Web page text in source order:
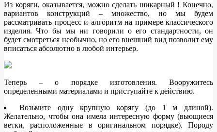
Из коряги, оказывается, можно сделать шикарный ! Конечно,
вариантов конструкций – множество, но мы будем
рассматривать процесс и алгоритм на примере классического
изделия. Что бы мы ни говорили о его стандартности, он
будет смотреться необычно, но его внешний вид позволит ему
вписаться абсолютно в любой интерьер.
Теперь – о порядке изготовления. Вооружитесь
определенными материалами и приступайте к действию.
Возьмите одну крупную корягу (до 1 м длиной).
Желательно, чтобы она имела интересную форму (вьющиеся
ветки, расположенные в оригинальном порядке). Породу